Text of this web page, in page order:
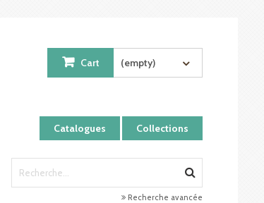
Catalogues Collections
Cart (empty)
Recherche avancée